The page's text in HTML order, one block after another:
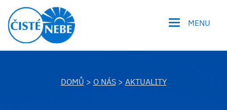
MENU
DOMŮ > O NÁS> AKTUALITY